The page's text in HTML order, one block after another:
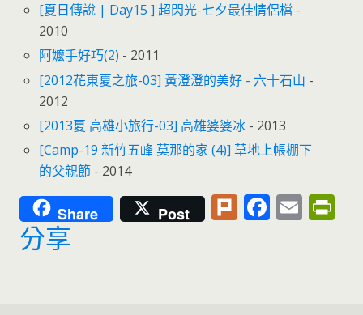
[夏日傳說 | Day15 ] 超閃光-七夕最佳情侶檔 -
2010
阿嬤手好巧(2) - 2011
[2012花東夏之旅-03] 黃澄澄的美好 - 六十石山 -
2012
[2013夏 高雄小旅行-03] 高雄婆婆冰 - 2013
[Camp-19 新竹五峰 莫那的家 (4)] 草地上帳棚下
的父親節 - 2014
Share Post Pl F E
分享